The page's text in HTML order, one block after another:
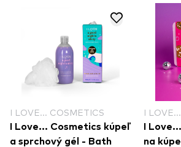
I LOVE... COSMETICS
I Love... Cosmetics kúpeľ
a sprchový gél - Bath
I
I
na